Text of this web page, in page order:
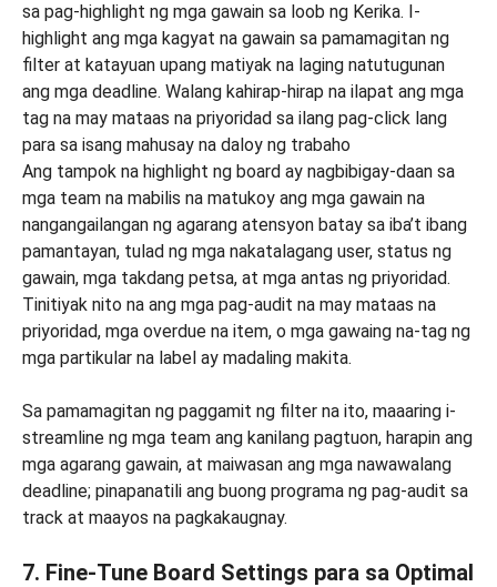
Ang tampok na highlight ng board ay nagbibigay-daan sa
mga team na mabilis na matukoy ang mga gawain na
nangangailangan ng agarang atensyon batay sa iba’t ibang
pamantayan, tulad ng mga nakatalagang user, status ng
gawain, mga takdang petsa, at mga antas ng priyoridad.
Tinitiyak nito na ang mga pag-audit na may mataas na
priyoridad, mga overdue na item, o mga gawaing na-tag ng
mga partikular na label ay madaling makita.
Sa pamamagitan ng paggamit ng filter na ito, maaaring i-
streamline ng mga team ang kanilang pagtuon, harapin ang
mga agarang gawain, at maiwasan ang mga nawawalang
deadline; pinapanatili ang buong programa ng pag-audit sa
track at maayos na pagkakaugnay.
7. Fine-Tune Board Settings para sa Optimal